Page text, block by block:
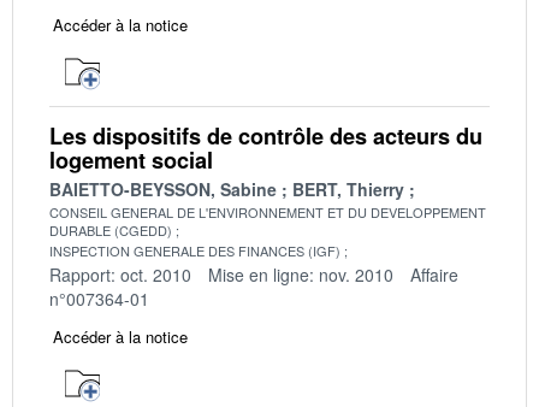
Accéder à la notice
Les dispositifs de contrôle des acteurs du
logement social
BAIETTO-BEYSSON, Sabine BERT, Thierry
CONSEIL GENERAL DE L'ENVIRONNEMENT ET DU DEVELOPPEMENT
DURABLE (CGEDD)
INSPECTION GENERALE DES FINANCES (IGF)
Rapport: oct. 2010 Mise en ligne: nov. 2010
Affaire
n°007364-01
Accéder à la notice